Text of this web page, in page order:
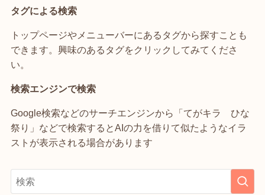
タグによる検索
トップページやメニューバーにあるタグから探すことも
できます。興味のあるタグをクリックしてみてくださ
い。
検索エンジンで検索
Google検索などのサーチエンジンから「てがキラ ひな
祭り」などで検索するとAIの力を借りて似たようなイラ
ストが表示される場合があります